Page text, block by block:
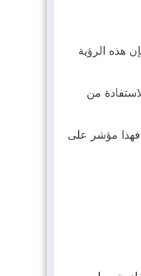
هذه الرؤية
من
فهذا مؤشر على